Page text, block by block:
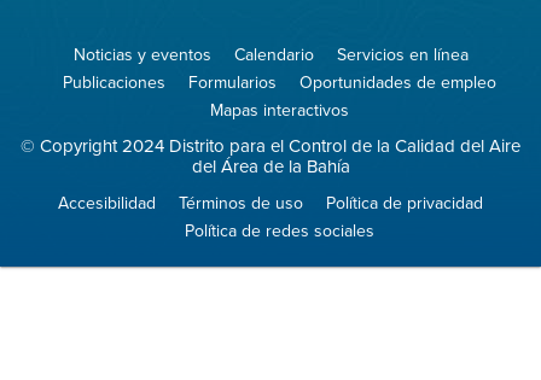
Noticias y eventos Calendario
Servicios en línea
Publicaciones
Formularios
Oportunidades de empleo
Mapas interactivos
© Copyright 2024 Distrito para el Control de la Calidad del Aire
del Área de la Bahía
Accesibilidad Términos de uso
Política de privacidad
Política de redes sociales